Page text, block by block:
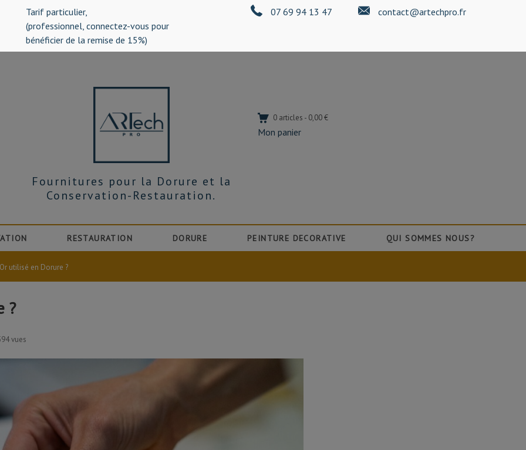
Tarif particulier,
(professionnel, connectez-vous pour
bénéficier de la remise de 15%)
07 69 94 13 47 contact@artechpro.fr
0 articles - 0,00 €
Mon panier
Fournitures pour la Dorure et la
Conservation-Restauration.
RESTAURATION DORURE PEINTURE DECORATIVE QUI SOMMES NOUS?
utilisé en Dorure ?
?
vues